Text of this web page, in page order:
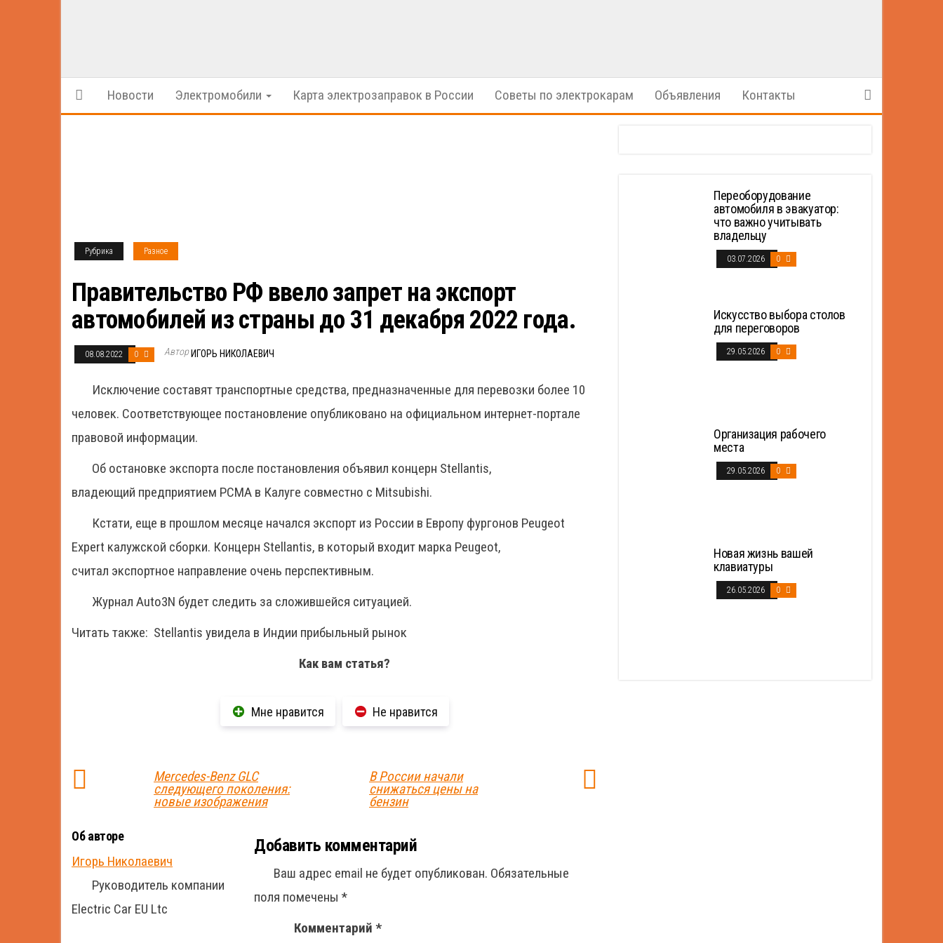
Cars
автомобили
Новости Электромобили Карта электрозаправок в России Советы по электрокарам Объявления Контакты
Рубрика Разное
Правительство РФ ввело запрет на экспорт
автомобилей из страны до 31 декабря 2022 года.
08.08.2022 0 Автор ИГОРЬ НИКОЛАЕВИЧ
Исключение составят транспортные средства, предназначенные для перевозки более 10
человек. Соответствующее постановление опубликовано на официальном интернет-портале
правовой информации.
Об остановке экспорта после постановления объявил концерн Stellantis,
владеющий предприятием PCMA в Калуге совместно с Mitsubishi.
Кстати, еще в прошлом месяце начался экспорт из России в Европу фургонов Peugeot
Expert калужской сборки. Концерн Stellantis, в который входит марка Peugeot,
считал экспортное направление очень перспективным.
Журнал Auto3N будет следить за сложившейся ситуацией.
Читать также: Stellantis увидела в Индии прибыльный рынок
Как вам статья?
Мне нравится Не нравится
Mercedes-Benz GLC
следующего поколения:
новые изображения
В России начали
снижаться цены на
бензин
Об авторе
Игорь Николаевич
Руководитель компании
Electric Car EU Ltc
Добавить комментарий
Ваш адрес email не будет опубликован. Обязательные
поля помечены *
Комментарий *
Переоборудование
автомобиля в эвакуатор:
что важно учитывать
владельцу
03.07.2026 0
Искусство выбора столов
для переговоров
29.05.2026 0
Организация рабочего
места
29.05.2026 0
Новая жизнь вашей
клавиатуры
26.05.2026 0